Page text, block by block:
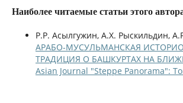
Наиболее читаемые статьи этого
Р.Р. Асылгужин, А.Х. Рыскильдин,
АРАБО-МУСУЛЬМАНСКАЯ
ТРАДИЦИЯ О БАШКУРТАХ НА
Asian Journal "Steppe Panorama":